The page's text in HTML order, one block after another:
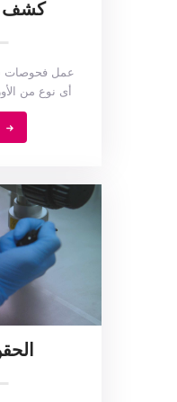
كشف
عمل فحوصات
أى نوع من